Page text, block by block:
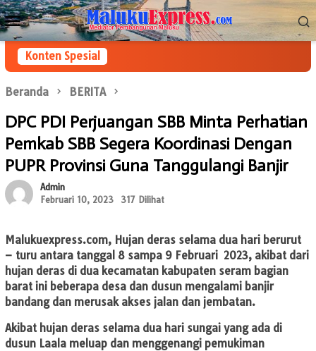
Loncat
ke
konten
Menu
Mobile
Konten Spesial
Beranda BERITA
DPC PDI Perjuangan SBB Minta Perhatian
Pemkab SBB Segera Koordinasi Dengan
PUPR Provinsi Guna Tanggulangi Banjir
Admin
Februari 10, 2023
317 Dilihat
Malukuexpress.com, Hujan deras selama dua hari berurut
– turu antara tanggal 8 sampa 9 Februari 2023, akibat dari
hujan deras di dua kecamatan kabupaten seram bagian
barat ini beberapa desa dan dusun mengalami banjir
bandang dan merusak akses jalan dan jembatan.
Akibat hujan deras selama dua hari sungai yang ada di
dusun Laala meluap dan menggenangi pemukiman